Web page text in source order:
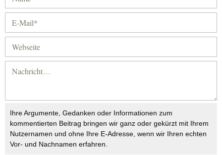
Ihre Argumente, Gedanken oder Informationen zum
kommentierten Beitrag bringen wir ganz oder gekürzt mit Ihrem
Nutzernamen und ohne Ihre E-Adresse, wenn wir Ihren echten
Vor- und Nachnamen erfahren.